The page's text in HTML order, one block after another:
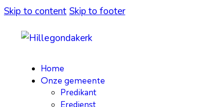
Skip to content Skip to footer
Home
Onze gemeente
Predikant